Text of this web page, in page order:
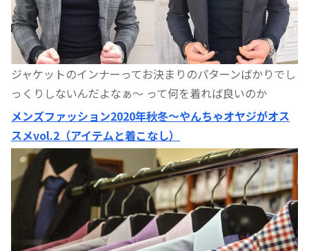
ジャケットのインナーってお決まりのパターンばかりでし
っくりしないんだよなぁ〜 って何を着れば良いのか
メンズファッション2020年秋冬〜やんちゃオヤジがオス
スメvol.2（アイテムと着こなし）